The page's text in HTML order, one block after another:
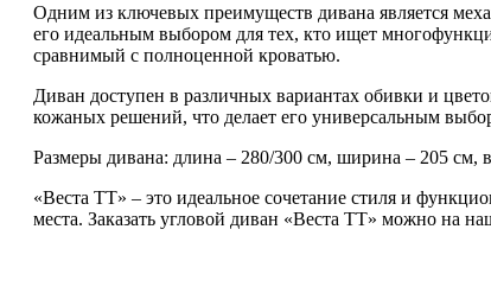
Одним из ключевых преимуществ дивана является
его идеальным выбором для тех, кто ищет
сравнимый с полноценной кроватью.
Диван доступен в различных вариантах обивки и
кожаных решений, что делает его универсальным
Размеры дивана: длина – 280/300 см, ширина – 205 см,
«Веста ТТ» – это идеальное сочетание стиля и
места. Заказать угловой диван «Веста ТТ» можно на